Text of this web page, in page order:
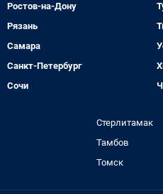
Ростов-на-Дону
Рязань
Самара
Санкт-Петербург
Сочи
Стерлитамак
Тамбов
Томск